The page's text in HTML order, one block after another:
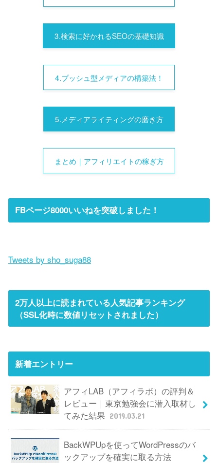
3.検索に好かれるSEOの基礎知識
4.プッシュ型メディアの構築法！
5.メディアライティングの磨き方
まとめ｜アフィリエイトの稼ぎ方
FBページ8000いいねを突破しました！
Tweets by sho_suga88
2万人以上に読まれている人気記事ランキング
（SSL化時に数値リセットされました）
新着エントリー
アフィLAB（アフィラボ）の評判＆
レビュー｜東京勉強会に潜入取材し
てみた結果
2019.03.21
BackWPUpを使ってWordPressのバ
ックアップを確実に取る方法